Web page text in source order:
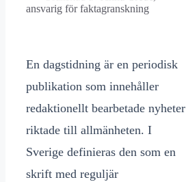
ansvarig för faktagranskning
En dagstidning är en periodisk
publikation som innehåller
redaktionellt bearbetade nyheter
riktade till allmänheten. I
Sverige definieras den som en
skrift med reguljär